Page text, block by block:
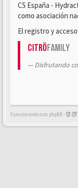
C5 España -
como asociación
El registro y
CitröFamily
Disfrutando
Funcionando con phpBB -